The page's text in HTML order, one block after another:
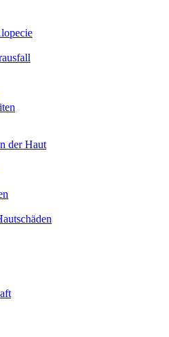
der Haut